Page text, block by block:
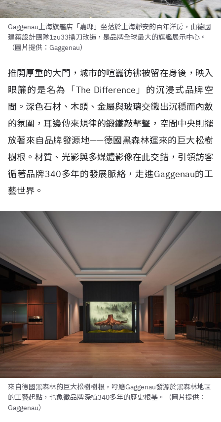
Gaggenau上海旗艦店「嘉邸」坐落於上海靜安的百年洋房，由德國
建築設計團隊1zu33操刀改造，是品牌全球最大的旗艦展示中心。
（圖片提供：Gaggenau）
推開厚重的大門，城市的喧囂彷彿被留在身後，映入
眼簾的是名為「The Difference」的沉浸式品牌空
間。深色石材、木頭、金屬與玻璃交織出沉穩而內斂
的氛圍，耳邊傳來規律的鍛鐵敲擊聲，空間中央則擺
放著來自品牌發源地——德國黑森林運來的巨大松樹
樹根。材質、光影與多媒體影像在此交錯，引領訪客
循著品牌340多年的發展脈絡，走進Gaggenau的工
藝世界。
來自德國黑森林的巨大松樹樹根，呼應Gaggenau發源於黑森林地區
的工藝起點，也象徵品牌深植340多年的歷史根基。（圖片提供：
Gaggenau）